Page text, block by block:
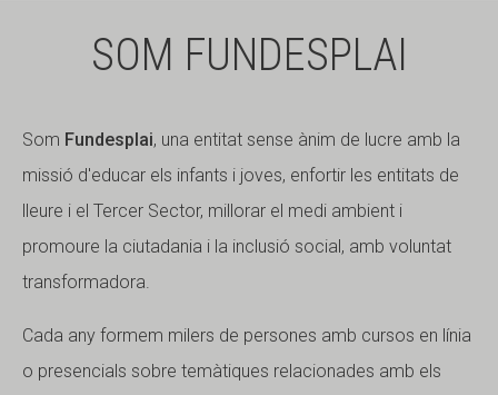
SOM FUNDESPLAI
Som Fundesplai, una entitat sense ànim de lucre amb la
missió d'educar els infants i joves, enfortir les entitats de
lleure i el Tercer Sector, millorar el medi ambient i
promoure la ciutadania i la inclusió social, amb voluntat
transformadora.
Cada any formem milers de persones amb cursos en línia
o presencials sobre temàtiques relacionades amb els